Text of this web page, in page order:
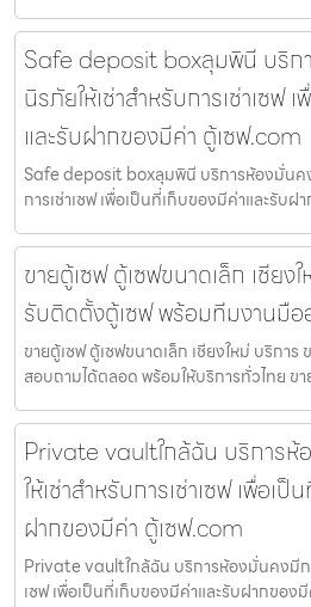
Safe deposit boxลุมพินี บริ
นิรภัยให้เช่าสำหรับการเช่าเซฟ
และรับฝากของมีค่า ตู้เซฟ.com
Safe deposit boxลุมพินี บริการห้องมั่นค
การเช่าเซฟ เพื่อเป็นที่เก็บของมีค่าและรับฝ
ขายตู้เซฟ ตู้เซฟขนาดเล็ก เชียง
รับติดตั้งตู้เซฟ พร้อมทีมงานมือ
ขายตู้เซฟ ตู้เซฟขนาดเล็ก เชียงใหม่ บริกา
สอบถามได้ตลอด พร้อมให้บริการทั่วไทย ข
Private vaultใกล้ฉัน บริการ
ให้เช่าสำหรับการเช่าเซฟ เพื่อเ
ฝากของมีค่า ตู้เซฟ.com
Private vaultใกล้ฉัน บริการห้องมั่นคงมีก
เซฟ เพื่อเป็นที่เก็บของมีค่าและรับฝากของมี